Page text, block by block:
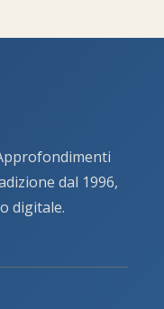
dal 1996,
digitale.